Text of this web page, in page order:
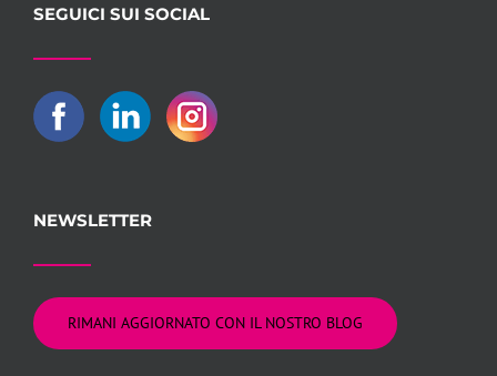
SEGUICI SUI SOCIAL
NEWSLETTER
RIMANI AGGIORNATO CON IL NOSTRO BLOG